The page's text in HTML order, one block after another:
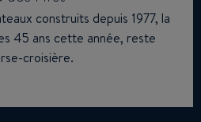
construits depuis 1977, la
45 ans cette année, reste
croisière.